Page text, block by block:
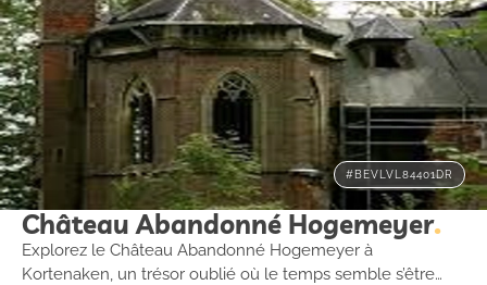
#BEVLVL84401DR
Château Abandonné Hogemeyer
Explorez le Château Abandonné Hogemeyer à
Kortenaken, un trésor oublié où le temps semble s’être